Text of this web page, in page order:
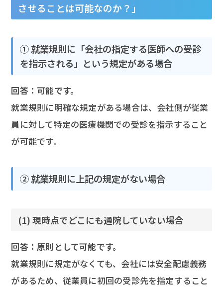
させることは可能なのか？」
① 就業規則に「会社の指定する医師への受診
を指示される」という規定がある場合
回答：可能です。
就業規則に明確な規定がある場合は、会社側が従業
員に対して特定の医療機関での受診を指示すること
が可能です。
② 就業規則に上記の規定がない場合
(1) 現時点でどこにも通院していない場合
回答：原則として可能です。
就業規則に規定がなくても、会社には安全配慮義務
があるため、従業員に初回の受診先を指定すること